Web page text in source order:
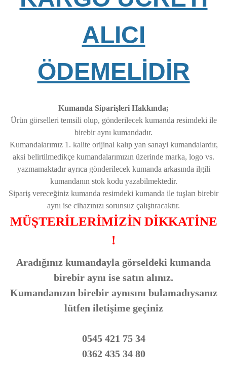
ALICI
ÖDEMELİDİR
Kumanda Siparişleri Hakkında;
Ürün görselleri temsili olup, gönderilecek kumanda resimdeki ile
birebir aynı kumandadır.
Kumandalarımız 1. kalite orijinal kalıp yan sanayi kumandalardır,
aksi belirtilmedikçe kumandalarımızın üzerinde marka, logo vs.
yazmamaktadır ayrıca gönderilecek kumanda arkasında ilgili
kumandanın stok kodu yazabilmektedir.
Sipariş vereceğiniz kumanda resimdeki kumanda ile tuşları birebir
aynı ise cihazınızı sorunsuz çalıştıracaktır.
MÜŞTERİLERİMİZİN DİKKATİNE
!
Aradığınız kumandayla görseldeki kumanda
birebir aynı ise satın alınız.
Kumandanızın birebir aynısını bulamadıysanız
lütfen iletişime geçiniz
0545 421 75 34
0362 435 34 80